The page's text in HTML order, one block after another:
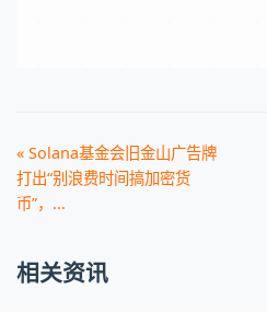
« Solana基金会旧金山广告牌
打出“别浪费时间搞加密货
币”，...
相关资讯